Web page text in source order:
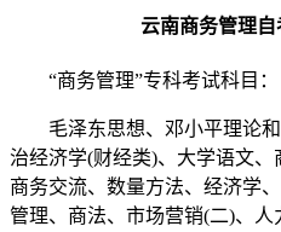
云南商务管理自
“商务管理”专科考试科目：
毛泽东思想、邓小平理论和
治经济学(财经类)、大学语文、
商务交流、数量方法、经济学
管理、商法、市场营销(二)、